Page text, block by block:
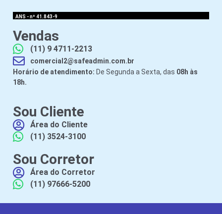
ANS - nº 41.843-9
Vendas
(11) 9 4711-2213
comercial2@safeadmin.com.br
Horário de atendimento: De Segunda a Sexta, das 08h às
18h.
Sou Cliente
Área do Cliente
(11) 3524-3100
Sou Corretor
Área do Corretor
(11) 97666-5200